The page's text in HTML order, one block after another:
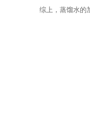
综上，蒸馏水的